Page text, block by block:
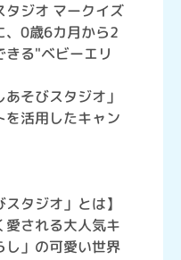
タジオ マークイズ
、0歳6カ月から2
きる"ベビーエリ
そびスタジオ」
を活用したキャン
タジオ」とは】
される大人気キ
し」の可愛い世界